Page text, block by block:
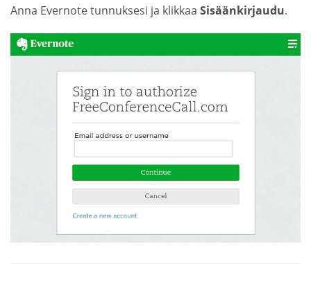
Anna Evernote tunnuksesi ja klikkaa Sisäänkirjaudu.